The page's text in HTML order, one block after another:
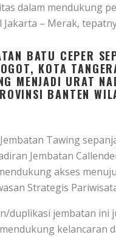
dalam mendukung
– Merak,
BATU CEPER
KOTA
MENJADI URAT
BANTEN
Tawing
Jembatan
akses
Strategis
duplikasi jembatan
kelancaran